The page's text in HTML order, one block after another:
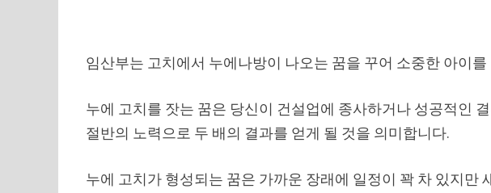
임산부는 고치에서 누에나방이 나오는 꿈을 꾸어 소중한 아이
누에 고치를 잣는 꿈은 당신이 건설업에 종사하거나 성공적인
절반의 노력으로 두 배의 결과를 얻게 될 것을 의미합니다.
누에 고치가 형성되는 꿈은 가까운 장래에 일정이 꽉 차 있지만